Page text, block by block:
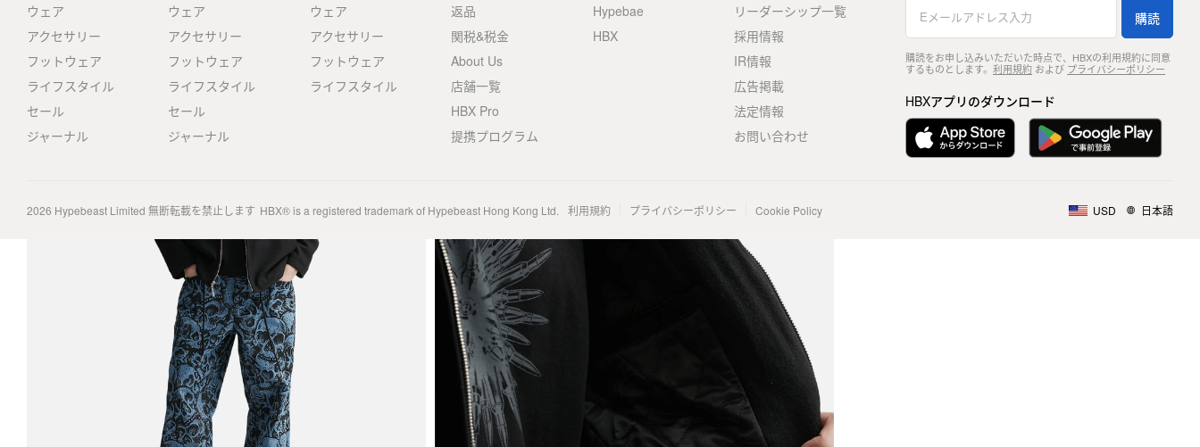
ウェア
アクセサリー
フットウェア
ライフスタイル
セール
ジャーナル
ウェア
アクセサリー
フットウェア
ライフスタイル
セール
ジャーナル
ウェア
アクセサリー
フットウェア
ライフスタイル
返品
関税&税金
About Us
店舗一覧
HBX Pro
提携プログラム
Hypebae
HBX
リーダーシップ一覧
採用情報
IR情報
広告掲載
法定情報
お問い合わせ
購読
購読をお申し込みいただいた時点で、HBXの利用規約に同意
するものとします。 利用規約および プライバシーポリシー
HBXアプリのダウンロード
2026 Hypebeast Limited 無断転載を禁止します HBX® is a registered trademark of Hypebeast Hong Kong Ltd. 利用規約 プライバシーポリシー Cookie Policy USD 日本語